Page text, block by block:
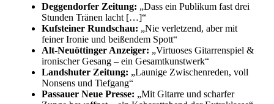
Deggendorfer Zeitung: „Dass ein Publikum fast drei
Stunden Tränen lacht […]“
Kufsteiner Rundschau: „Nie verletzend, aber mit
feiner Ironie und beißendem Spott“
Alt-Neuöttinger Anzeiger: „Virtuoses Gitarrenspiel &
ironischer Gesang – ein Gesamtkunstwerk“
Landshuter Zeitung: „Launige Zwischenreden, voll
Nonsens und Tiefgang“
Passauer Neue Presse: „Mit Gitarre und scharfer